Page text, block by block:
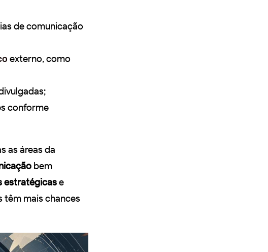
de comunicação
externo, como
conforme
as áreas da
bem
estratégicase
têm mais chances